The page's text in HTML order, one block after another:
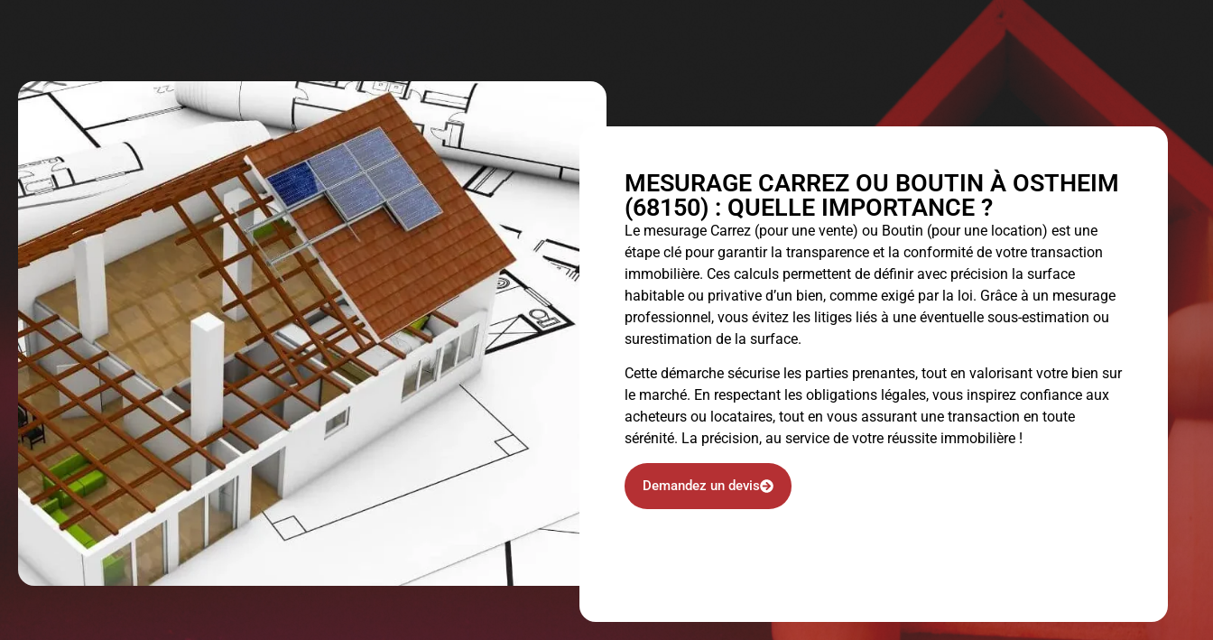
MESURAGE CARREZ OU BOUTIN À OSTHEIM
(68150) : QUELLE IMPORTANCE ?
Le mesurage Carrez (pour une vente) ou Boutin (pour une location) est une
étape clé pour garantir la transparence et la conformité de votre transaction
immobilière. Ces calculs permettent de définir avec précision la surface
habitable ou privative d’un bien, comme exigé par la loi. Grâce à un mesurage
professionnel, vous évitez les litiges liés à une éventuelle sous-estimation ou
surestimation de la surface.
Cette démarche sécurise les parties prenantes, tout en valorisant votre bien sur
le marché. En respectant les obligations légales, vous inspirez confiance aux
acheteurs ou locataires, tout en vous assurant une transaction en toute
sérénité. La précision, au service de votre réussite immobilière !
Demandez un devis